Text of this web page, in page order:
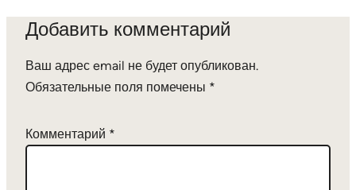
Добавить комментарий
Ваш адрес email не будет опубликован.
Обязательные поля помечены *
Комментарий *